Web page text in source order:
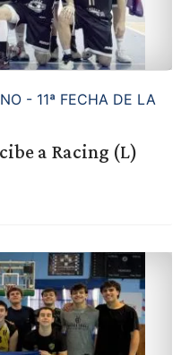
- 11ª FECHA DE LA
a Racing (L)